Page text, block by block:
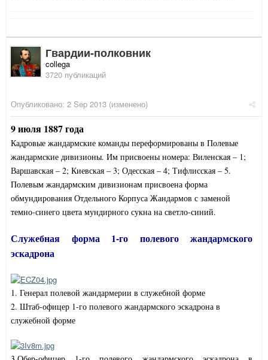
Гвардии-полковник
collega
3720 публикаций
Опубликовано: 2 Sep 2013 (изменено)
9 июля 1887 года
Кадровые жандармские команды переформированы в Полевые
жандармские дивизионы. Им присвоены номера: Виленская – 1;
Варшавская – 2; Киевская – 3; Одесская – 4; Тифлисская – 5.
Полевым жандармским дивизионам присвоена форма
обмундирования Отдельного Корпуса Жандармов с заменой
темно-синего цвета мундирного сукна на светло-синий.
Служебная форма 1-го полевого жандармского
эскадрона
1. Генерал полевой жандармерии в служебной форме
2. Штаб-офицер 1-го полевого жандармского эскадрона в
служебной форме